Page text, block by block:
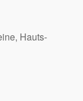
Hauts-